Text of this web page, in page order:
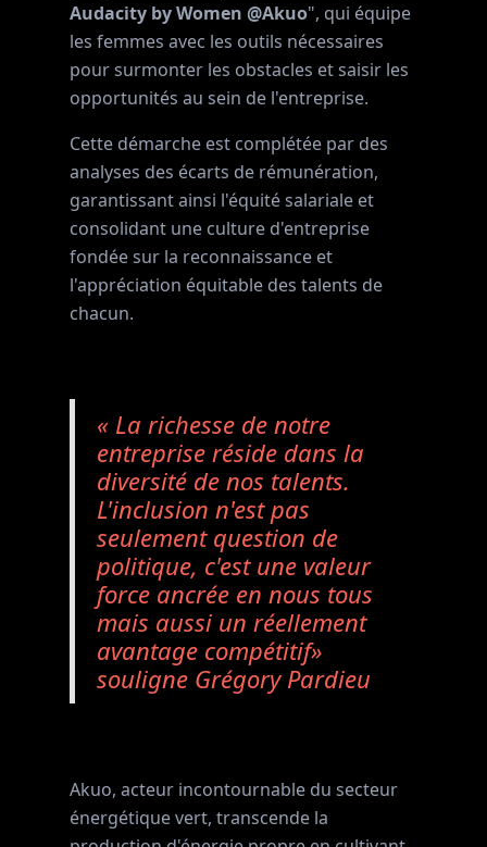
Audacity by Women @Akuo", qui équipe
les femmes avec les outils nécessaires
pour surmonter les obstacles et saisir les
opportunités au sein de l'entreprise.
Cette démarche est complétée par des
analyses des écarts de rémunération,
garantissant ainsi l'équité salariale et
consolidant une culture d'entreprise
fondée sur la reconnaissance et
l'appréciation équitable des talents de
chacun.
« La richesse de notre
entreprise réside dans la
diversité de nos talents.
L'inclusion n'est pas
seulement question de
politique, c'est une valeur
force ancrée en nous tous
mais aussi un réellement
avantage compétitif»
souligne Grégory Pardieu
Akuo, acteur incontournable du secteur
énergétique vert, transcende la